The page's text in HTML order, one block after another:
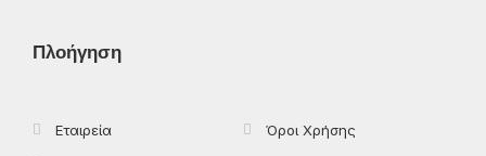
o t
Πλοήγηση
Εταιρεία Όροι Χρήσης